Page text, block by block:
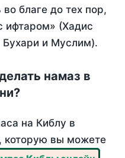
благе до тех пор,
ифтаром» (Хадис
Бухари и Муслим).
намаз в
на Киблу в
которую вы можете